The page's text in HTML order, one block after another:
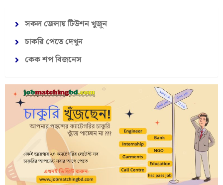
সকল জেলায় টিউশন খুজুন
চাকরি পেতে দেখুন
কেক শপ বিজনেস